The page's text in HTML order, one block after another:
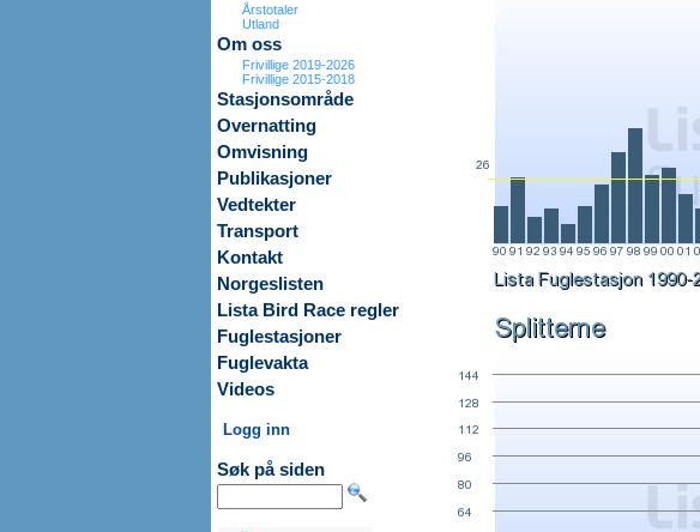
Årstotaler
Utland
Om oss
Frivillige 2019-2026
Frivillige 2015-2018
Stasjonsområde
Overnatting
Omvisning
Publikasjoner
Vedtekter
Transport
Kontakt
Norgeslisten
Lista Bird Race regler
Fuglestasjoner
Fuglevakta
Videos
Logg inn
Søk på siden